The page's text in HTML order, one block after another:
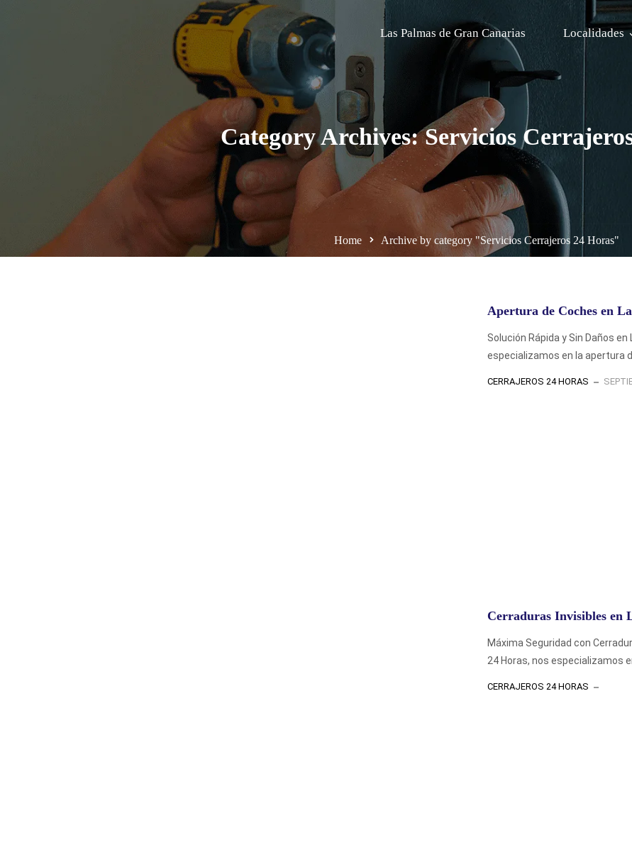
Las Palmas de Gran Canarias Localidades
Category Archives: Servicios
Home Archive by category "Servicios Cerrajeros 24 Horas"
Apertura de Coches en
Solución Rápida y Sin Daños
especializamos en la apertura
CERRAJEROS 24 HORAS
Cerraduras Invisibles en
Máxima Seguridad con
24 Horas, nos especializamos
CERRAJEROS 24 HORAS